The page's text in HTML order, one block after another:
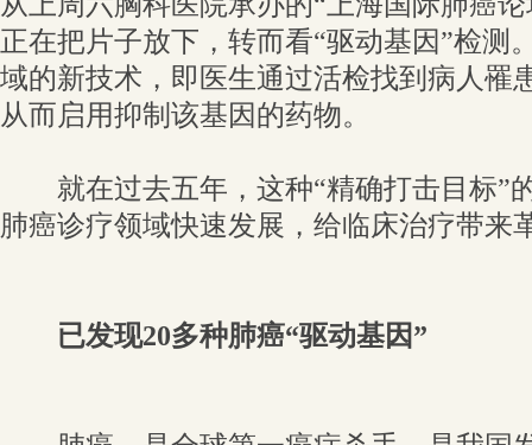
正在把片子放下，转而看“驱动基因”检测
域的新技术，即医生通过活检找到病人罹
从而启用抑制该基因的药物。
就在过去五年，这种“精确打击目标”
肺癌诊疗领域快速发展，给临床治疗带来
已发现20多种肺癌“驱动基因”